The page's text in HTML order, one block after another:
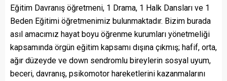
Eğitim Davranış öğretmeni, 1 Drama, 1 Halk Dansları ve 1
Beden Eğitimi öğretmenimiz bulunmaktadır. Bizim burada
asıl amacımız hayat boyu öğrenme kurumları yönetmeliği
kapsamında örgün eğitim kapsamı dışına çıkmış; hafif, orta,
ağır düzeyde ve down sendromlu bireylerin sosyal uyum,
beceri, davranış, psikomotor hareketlerini kazanmalarını